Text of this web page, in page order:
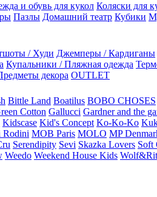
и обувь для кукол Коляски для
Пазлы Домашний театр Кубики
/ Худи Джемперы / Кардиганы
Купальники / Пляжная одежда
декора OUTLET
Bittle Land Boatilus BOBO CHOSES
Cotton Gallucci Gardner and the
Kidscase Kid's Concept Ko-Ko-Ko
Rodini MOB Paris MOLO MP
Serendipity Sevi Skazka Lovers Soft
Weedo Weekend House Kids